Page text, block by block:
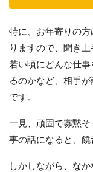
特に、お年寄りの
りますので、聞き
若い頃にどんな仕
るのかなど、相手
です。
一見、頑固で寡黙
事の話になると、饒
しかしながら、な